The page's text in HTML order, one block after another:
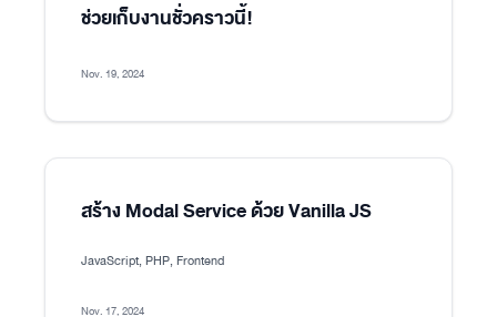
ช่วยเก็บงานชั่วคราวนี้!
Nov. 19, 2024
สร้าง Modal Service ด้วย Vanilla JS
JavaScript, PHP, Frontend
Nov. 17, 2024